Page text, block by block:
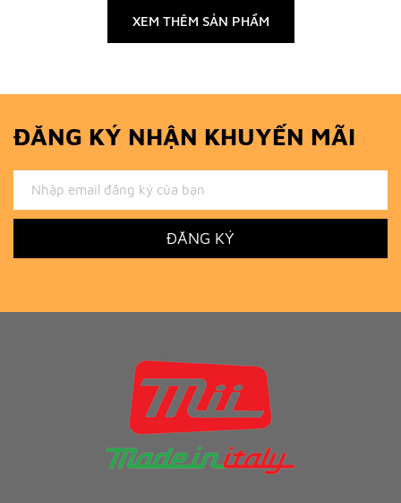
XEM THÊM SẢN PHẨM
ĐĂNG KÝ NHẬN KHUYẾN MÃI
ĐĂNG KÝ